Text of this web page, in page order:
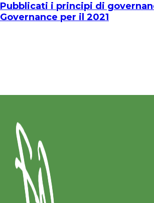
Pubblicati i principi di
Governance per il 2021